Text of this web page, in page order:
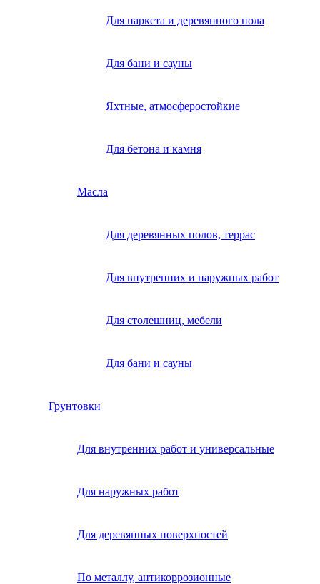
Для паркета и деревянного пола
Для бани и сауны
Яхтные, атмосферостойкие
Для бетона и камня
Масла
Для деревянных полов, террас
Для внутренних и наружных работ
Для столешниц, мебели
Для бани и сауны
Грунтовки
Для внутренних работ и универсальные
Для наружных работ
Для деревянных поверхностей
По металлу, антикоррозионные